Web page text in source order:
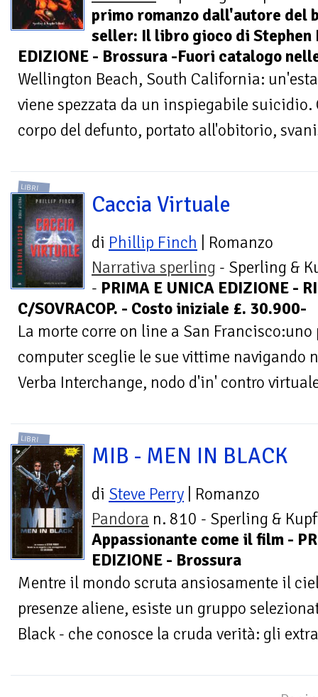
primo romanzo dall'autore del
seller: Il libro gioco di Stephen
EDIZIONE - Brossura -Fuori catalogo
Wellington Beach, South California:
viene spezzata da un inspiegabile suicidio.
corpo del defunto, portato all'obitorio,
LIBRI
Caccia Virtuale
di Phillip Finch | Romanzo
Narrativa sperling - Sperling &
- PRIMA E UNICA EDIZIONE -
C/SOVRACOP. - Costo iniziale £. 30.900-
La morte corre on line a San
computer sceglie le sue vittime navigando
Verba Interchange, nodo d'in' contro
LIBRI
MIB - MEN IN BLACK
di Steve Perry | Romanzo
Pandora n. 810 - Sperling &
Appassionante come il film -
EDIZIONE - Brossura
Mentre il mondo scruta ansiosamente il
presenze aliene, esiste un gruppo
Black - che conosce la cruda verità: gli